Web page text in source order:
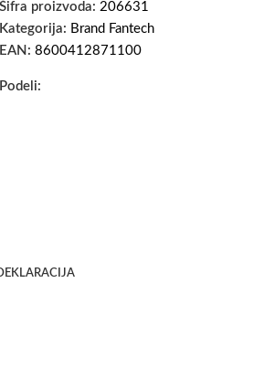
Šifra proizvoda: 206631
Kategorija: Brand Fantech
EAN: 8600412871100
Podeli: